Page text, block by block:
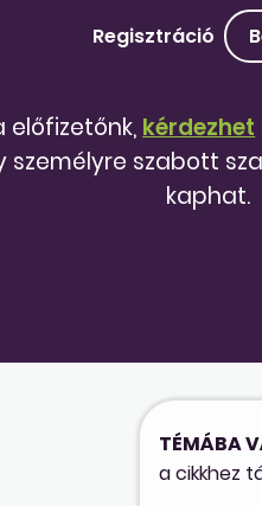
Regisztráció
előfizetőnk, kérdezhet
személyre szabott
kaphat.
TÉMÁBA
a cikkhez